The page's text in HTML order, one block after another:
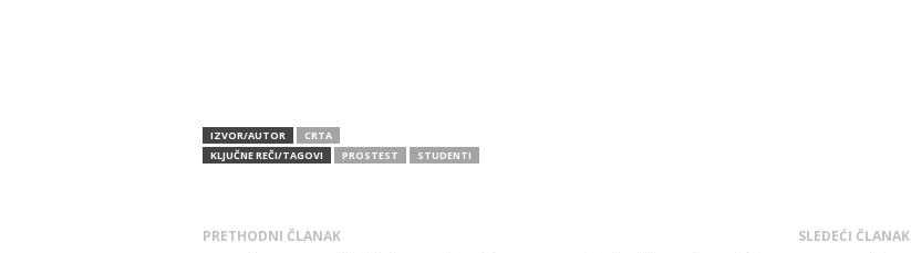
IZVOR/AUTOR
CRTA
KLJUČNE REČI/TAGOVI
PROSTEST STUDENTI
PRETHODNI ČLANAK SLEDEĆI ČLANAK